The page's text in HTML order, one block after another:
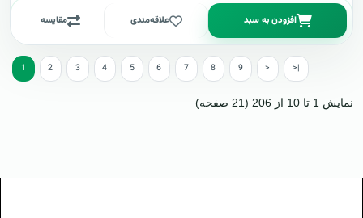
افزودن به سبد علاقه‌مندی مقایسه
1 2 3 4 5 6 7 8 9 > >|
نمایش 1 تا 10 از 206 (21 صفحه)